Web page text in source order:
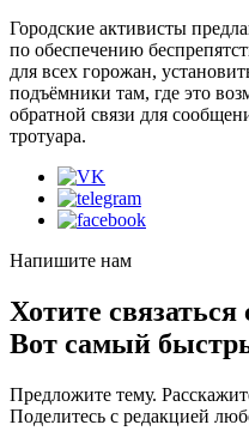
Городские активисты
по обеспечению
для всех горожан,
подъёмники там, где это
обратной связи для
тротуара.
Напишите нам
Хотите связаться
Вот самый
Предложите тему.
Поделитесь с редакцией